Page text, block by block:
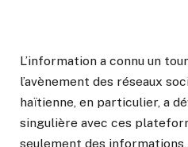
L’information a connu un
l’avènement des réseaux
haïtienne, en particulier, a
singulière avec ces
seulement des informations,